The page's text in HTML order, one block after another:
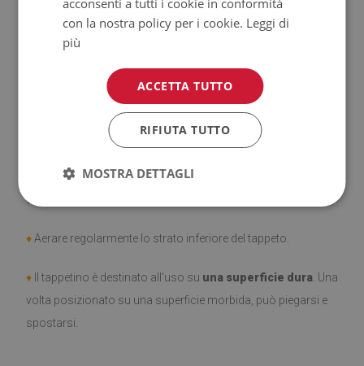
all'acqua.
Si ricorda che i danni causati dall'uso dovuto al trascorrere
del tempo (es. abrasioni) non sono soggetti a reclami.
Come prendersi cura del prodotto?
Pulire con un panno umido —non usare prodotti chimici
forti.
♦ Aerare regolarmente lo strato inferiore del tappeto.
♦ Il tappetino è destinato all'uso su una superficie dura . Una
volta posizionato su una superficie morbida, può piegarsi e
spostarsi.
acconsenti a tutti i cookie in conformità
con la nostra policy per i cookie. Leggi di
più
ACCETTA TUTTO
RIFIUTA TUTTO
MOSTRA DETTAGLI